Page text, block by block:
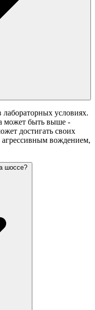
условиях.
может быть выше -
достигать своих
вождением,
шоссе?